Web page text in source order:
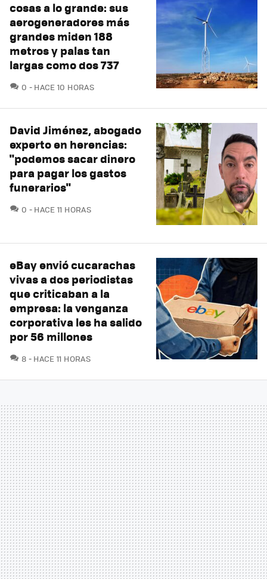
cosas a lo grande: sus
aerogeneradores más
grandes miden 188
metros y palas tan
largas como dos 737
0 COMENTARIOS
HACE 10 HORAS
David Jiménez, abogado
experto en herencias:
"podemos sacar dinero
para pagar los gastos
funerarios"
0 COMENTARIOS
HACE 11 HORAS
eBay envió cucarachas
vivas a dos periodistas
que criticaban a la
empresa: la venganza
corporativa les ha salido
por 56 millones
8 COMENTARIOS
HACE 11 HORAS